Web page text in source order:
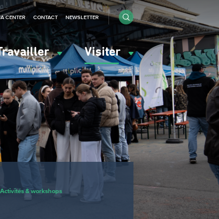
Visiter
CENTER CONTACT NEWSLETTER
Activités & workshops